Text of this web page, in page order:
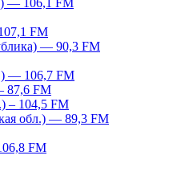
— 106,1 FM
FM
— 90,3 FM
— 106,7 FM
87,6 FM
– 104,5 FM
обл.) — 89,3 FM
FM